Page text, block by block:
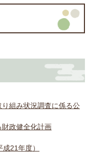
組み状況調査に係る公
政健全化計画
21年度）